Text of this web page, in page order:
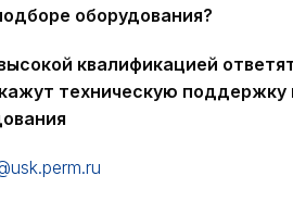
оборудования?
квалификацией
техническую поддержку